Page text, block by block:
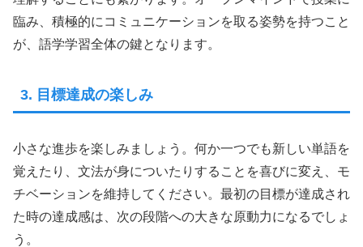
臨み、積極的にコミュニケーションを取る姿勢を持つこと
が、語学学習全体の鍵となります。
3. 目標達成の楽しみ
小さな進歩を楽しみましょう。何か一つでも新しい単語を
覚えたり、文法が身についたりすることを喜びに変え、モ
チベーションを維持してください。最初の目標が達成され
た時の達成感は、次の段階への大きな原動力になるでしょ
う。